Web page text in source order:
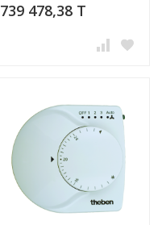
739 478,38 T